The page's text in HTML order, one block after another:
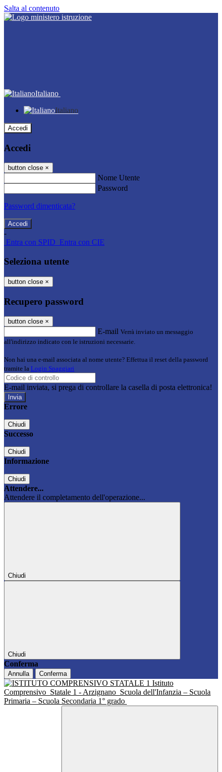
Salta al contenuto
Italiano
Italiano
Accedi
Accedi
button close ×
Nome Utente
Password
Password dimenticata?
-
Entra con SPID Entra con CIE
Seleziona utente
button close ×
Recupero password
button close ×
E-mail Verrà inviato un messaggio
all'indirizzo indicato con le istruzioni necessarie.
Non hai una e-mail associata al nome utente? Effettua il reset della password
tramite la Login Spaggiari
E-mail inviata, si prega di controllare la casella di posta elettronica!
Errore
Chiudi
Successo
Chiudi
Informazione
Chiudi
Attendere...
Attendere il completamento dell'operazione...
Chiudi
Chiudi
Conferma
Annulla Conferma
Istituto
Comprensivo Statale 1 - Arzignano Scuola dell'Infanzia – Scuola
Primaria – Scuola Secondaria 1° grado